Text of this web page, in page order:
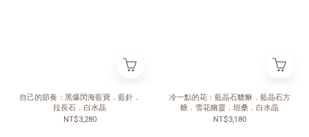
自己的節奏：黑爆閃海藍寶．藍針．
拉長石．白水晶
NT$3,280
冷一點的花：藍晶石貔貅．藍晶石方
糖．雪花幽靈．坦桑．白水晶
NT$3,180